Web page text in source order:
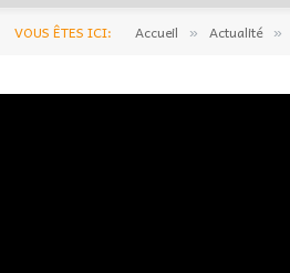
VOUS ÊTES ICI: Accueil » Actualité »